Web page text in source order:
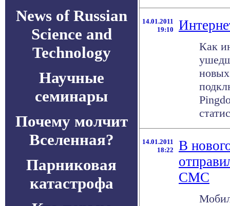
News of Russian
Science and
Technology
Научные
семинары
Почему молчит
Вселенная?
Парниковая
катастрофа
14.01.2011
19:10
Как
14.01.2011
18:22
В
СМС